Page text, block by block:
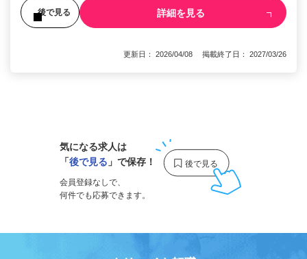
後で見る 詳細を見る
更新日： 2026/04/08 掲載終了日： 2027/03/26
気になる求人は
「後で見る 」で保存！
会員登録なしで、
何件でも応募できます。